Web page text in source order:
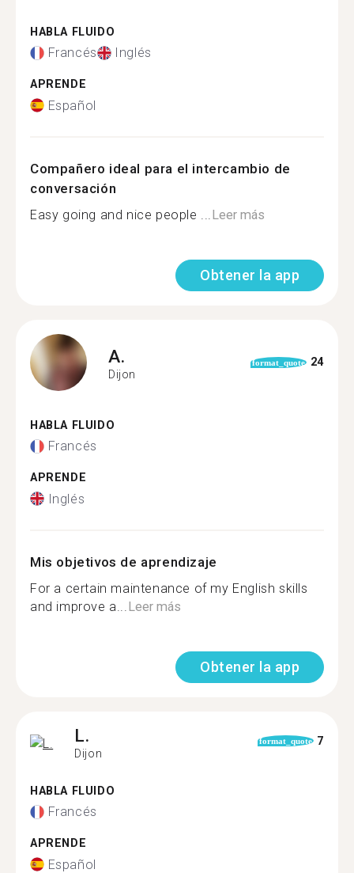
HABLA FLUIDO
Francés Inglés
APRENDE
Español
Compañero ideal para el intercambio de
conversación
Easy going and nice people ... Leer más
Obtener la app
A.
Dijon
format_quote 24
HABLA FLUIDO
Francés
APRENDE
Inglés
Mis objetivos de aprendizaje
For a certain maintenance of my English skills
and improve a... Leer más
Obtener la app
L.
Dijon
format_quote 7
HABLA FLUIDO
Francés
APRENDE
Español